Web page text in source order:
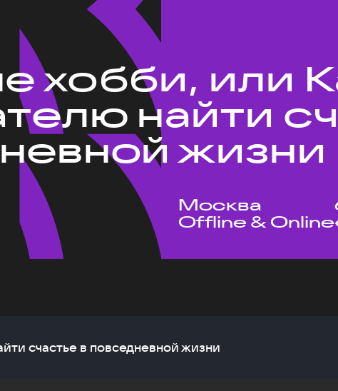
хобби, или
найти
жизни
Москва
Offline & Online
счастье в повседневной жизни